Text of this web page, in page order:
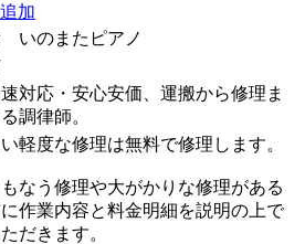
加
いのまたピアノ
対応・安心安価、運搬から修理ま
調律師。
軽度な修理は無料で修理します。
なう修理や大がかりな修理がある
作業内容と料金明細を説明の上で
だきます。